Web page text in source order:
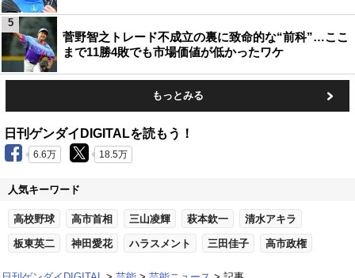
菅野智之トレード不成立の裏に致命的な“前科”…ここ
まで11勝4敗でも市場価値が低かったワケ
5
もっとみる
日刊ゲンダイDIGITALを読もう！
6.6万 18.5万
人気キーワード
高校野球 高市首相 三山凌輝 萩本欽一 清水アキラ
板東英二 神田愛花 ハラスメント 三田佳子 高市政権